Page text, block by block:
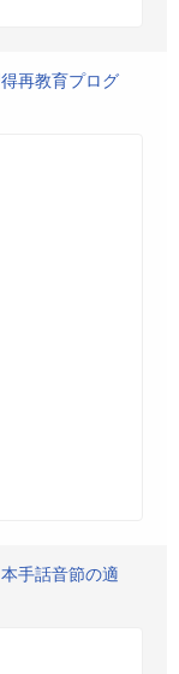
再教育プログ
手話音節の適